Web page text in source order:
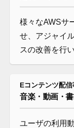
様々なAWSサ
せ、アジャイ
スの改善を行
Eコンテンツ配
音楽・動画・
ユーザの利用